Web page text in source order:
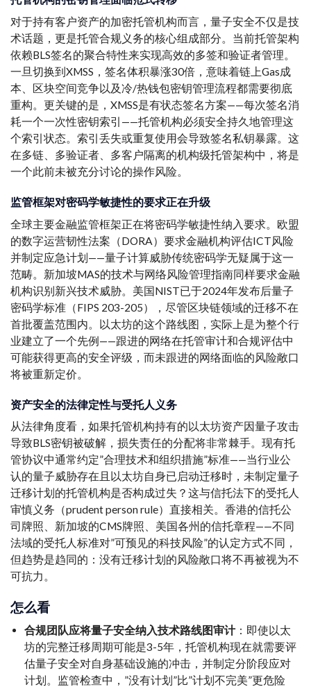
对于持有客户资产的加密托管机构而言，量子安全不仅是技
术话题，更是托管合规义务的核心组成部分。当前托管架构
依赖BLS签名的聚合特性来实现高效的多签和验证者管理。
一旦切换到XMSS，签名体积暴涨30倍，意味着链上Gas成
本、区块空间竞争以及冷/热钱包密钥管理流程都需要彻底
重构。更关键的是，XMSS是有状态签名方案——每次签名消
耗一个一次性密钥索引——托管机构必须安全持久地管理这
个索引状态。索引丢失或重复使用会导致签名私钥暴露。这
在多链、多验证者、多客户隔离的机构级托管架构中，将是
一个此前未被充分讨论的操作风险。
监管框架对密码学敏捷性的要求正在升级
全球主要金融监管框架正在将密码学敏捷性纳入要求。欧盟
的数字运营韧性法案（DORA）要求金融机构评估ICT风险
并制定应急计划——量子计算威胁传统密码学无疑属于这一
范畴。新加坡MAS的技术与网络风险管理指南同样要求金融
机构识别新兴技术威胁。美国NIST已于2024年发布后量子
密码学标准（FIPS 203-205），尽管区块链领域的迁移不在
首批覆盖范围内。以太坊的这个路线图，实际上是为整个行
业建立了一个先例——跟进的网络在托管审计和合规评估中
可能获得更高的安全评级，而未跟进的网络面临的风险敞口
将被重新定价。
资产安全的法律定性与受托人义务
从法律角度看，如果托管机构持有的以太坊资产因量子攻击
导致BLS密钥被破解，损失责任的分配将非常棘手。现有托
管协议中通常约定”合理技术和组织措施”标准——当行业公
认的量子威胁存在且以太坊自身已启动迁移时，未制定量子
迁移计划的托管机构是否构成过失？这与信托法下的受托人
审慎义务（prudent person rule）直接相关。香港的信托公
司牌照、新加坡的CMS牌照、美国各州的信托章程——不同
法域的受托人标准对”可预见的科技风险”的认定方式不同，
但趋势是趋同的：没有迁移计划的风险敞口将不再被视为不
可抗力。
怎么看
合规团队应将量子安全纳入技术路线图审计：即使以太
坊的完整迁移周期可能是3-5年，托管机构现在就需要评
估量子安全对自身基础设施的冲击，并制定分阶段应对
计划。监管检查中，”没有计划”比”计划不完美”更危险